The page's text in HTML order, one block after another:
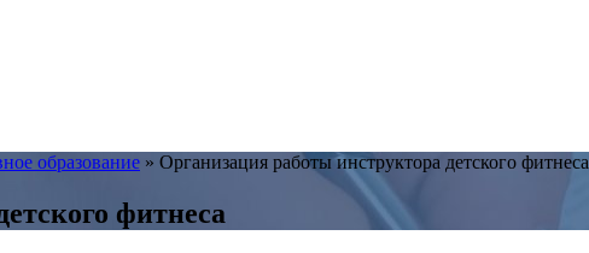
образование » Организация работы инструктора детского фитнеса
фитнеса